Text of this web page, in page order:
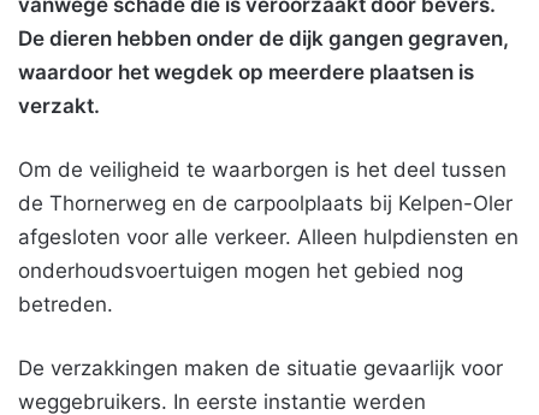
vanwege schade die is veroorzaakt door bevers.
De dieren hebben onder de dijk gangen gegraven,
waardoor het wegdek op meerdere plaatsen is
verzakt.
Om de veiligheid te waarborgen is het deel tussen
de Thornerweg en de carpoolplaats bij Kelpen-Oler
afgesloten voor alle verkeer. Alleen hulpdiensten en
onderhoudsvoertuigen mogen het gebied nog
betreden.
De verzakkingen maken de situatie gevaarlijk voor
weggebruikers. In eerste instantie werden